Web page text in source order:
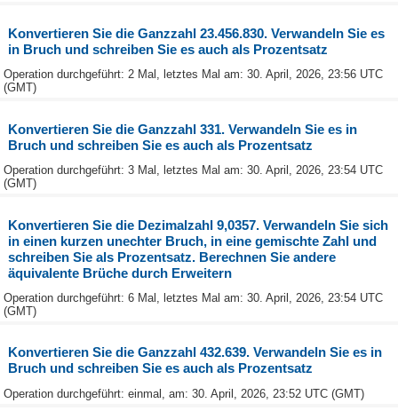
Konvertieren Sie die Ganzzahl 23.456.830. Verwandeln Sie es
in Bruch und schreiben Sie es auch als Prozentsatz
Operation durchgeführt: 2 Mal, letztes Mal am: 30. April, 2026, 23:56 UTC
(GMT)
Konvertieren Sie die Ganzzahl 331. Verwandeln Sie es in
Bruch und schreiben Sie es auch als Prozentsatz
Operation durchgeführt: 3 Mal, letztes Mal am: 30. April, 2026, 23:54 UTC
(GMT)
Konvertieren Sie die Dezimalzahl 9,0357. Verwandeln Sie sich
in einen kurzen unechter Bruch, in eine gemischte Zahl und
schreiben Sie als Prozentsatz. Berechnen Sie andere
äquivalente Brüche durch Erweitern
Operation durchgeführt: 6 Mal, letztes Mal am: 30. April, 2026, 23:54 UTC
(GMT)
Konvertieren Sie die Ganzzahl 432.639. Verwandeln Sie es in
Bruch und schreiben Sie es auch als Prozentsatz
Operation durchgeführt: einmal, am: 30. April, 2026, 23:52 UTC (GMT)